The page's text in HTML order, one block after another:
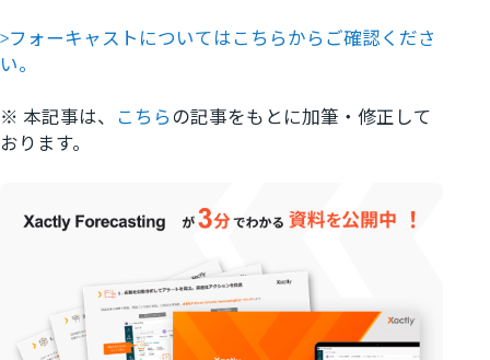
>フォーキャストについてはこちらからご確認くださ
い。
※ 本記事は、 こちらの記事をもとに加筆・修正して
おります。